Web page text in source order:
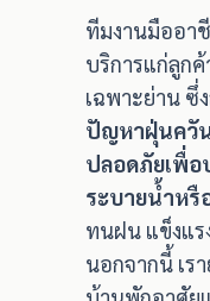
ทีมงานมืออา
บริการแก่ลูก
เฉพาะย่าน ซึ่ง
ปัญหาฝุ่นควัน
ปลอดภัยเพื่อ
ระบายน้ำห
ทนฝน แข็งแ
นอกจากนี้ เร